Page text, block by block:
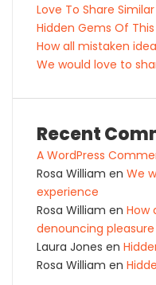
Love To Share
Hidden Gems Of
How all mistaken
We would love to
Recent
A WordPress
Rosa William en We
experience
Rosa William en How
denouncing pleasure
Laura Jones en
Rosa William en